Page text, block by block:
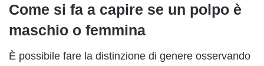
Come si fa a capire se un polpo è
maschio o femmina
È possibile fare la distinzione di genere osservando